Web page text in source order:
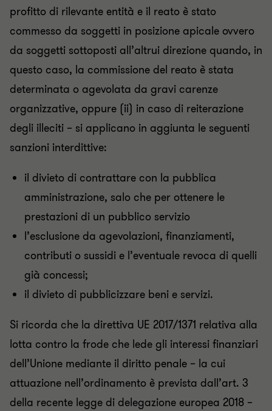
profitto di rilevante entità e il reato è stato
commesso da soggetti in posizione apicale ovvero
da soggetti sottoposti all’altrui direzione quando, in
questo caso, la commissione del reato è stata
determinata o agevolata da gravi carenze
organizzative, oppure (ii) in caso di reiterazione
degli illeciti – si applicano in aggiunta le seguenti
sanzioni interdittive:
il divieto di contrattare con la pubblica
amministrazione, salo che per ottenere le
prestazioni di un pubblico servizio
l’esclusione da agevolazioni, finanziamenti,
contributi o sussidi e l’eventuale revoca di quelli
già concessi;
il divieto di pubblicizzare beni e servizi.
Si ricorda che la direttiva UE 2017/1371 relativa alla
lotta contro la frode che lede gli interessi finanziari
dell’Unione mediante il diritto penale – la cui
attuazione nell’ordinamento è prevista dall’art. 3
della recente legge di delegazione europea 2018 –